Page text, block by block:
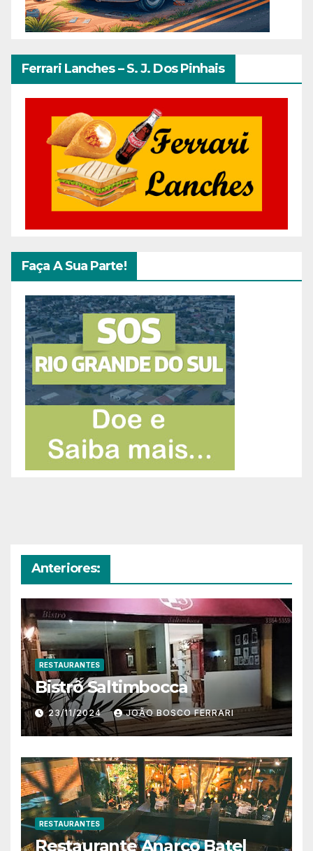
Ferrari Lanches – S. J. Dos Pinhais
Faça A Sua Parte!
Anteriores:
RESTAURANTES
Bistrô Saltimbocca
23/11/2024 JOÃO BOSCO FERRARI
RESTAURANTES
Restaurante Anarco Batel